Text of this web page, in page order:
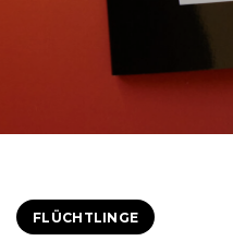
FLÜCHTLINGE